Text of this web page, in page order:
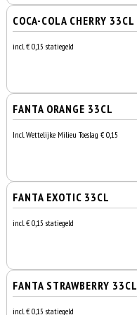
COCA-COLA CHERRY 33CL
incl. € 0,15 statiegeld
FANTA ORANGE 33CL
Incl. Wettelijke Milieu Toeslag € 0,15
FANTA EXOTIC 33CL
incl. € 0,15 statiegeld
FANTA STRAWBERRY 33CL
incl. € 0,15 statiegeld